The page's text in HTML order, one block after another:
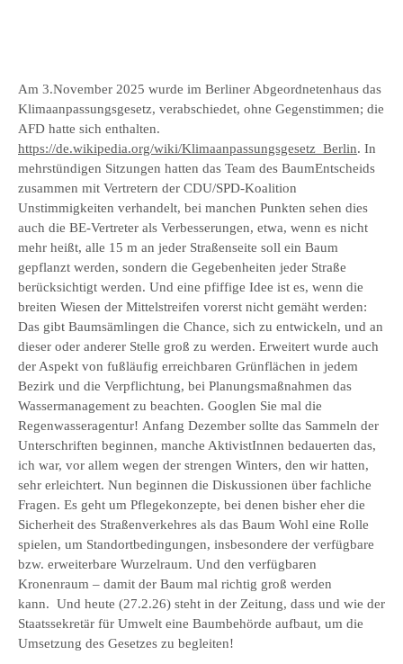
Am 3.November 2025 wurde im Berliner Abgeordnetenhaus das
Klimaanpassungsgesetz, verabschiedet, ohne Gegenstimmen; die
AFD hatte sich enthalten.
https://de.wikipedia.org/wiki/Klimaanpassungsgesetz_Berlin. In
mehrstündigen Sitzungen hatten das Team des BaumEntscheids
zusammen mit Vertretern der CDU/SPD-Koalition
Unstimmigkeiten verhandelt, bei manchen Punkten sehen dies
auch die BE-Vertreter als Verbesserungen, etwa, wenn es nicht
mehr heißt, alle 15 m an jeder Straßenseite soll ein Baum
gepflanzt werden, sondern die Gegebenheiten jeder Straße
berücksichtigt werden. Und eine pfiffige Idee ist es, wenn die
breiten Wiesen der Mittelstreifen vorerst nicht gemäht werden:
Das gibt Baumsämlingen die Chance, sich zu entwickeln, und an
dieser oder anderer Stelle groß zu werden. Erweitert wurde auch
der Aspekt von fußläufig erreichbaren Grünflächen in jedem
Bezirk und die Verpflichtung, bei Planungsmaßnahmen das
Wassermanagement zu beachten. Googlen Sie mal die
Regenwasseragentur! Anfang Dezember sollte das Sammeln der
Unterschriften beginnen, manche AktivistInnen bedauerten das,
ich war, vor allem wegen der strengen Winters, den wir hatten,
sehr erleichtert. Nun beginnen die Diskussionen über fachliche
Fragen. Es geht um Pflegekonzepte, bei denen bisher eher die
Sicherheit des Straßenverkehres als das Baum Wohl eine Rolle
spielen, um Standortbedingungen, insbesondere der verfügbare
bzw. erweiterbare Wurzelraum. Und den verfügbaren
Kronenraum – damit der Baum mal richtig groß werden
kann. Und heute (27.2.26) steht in der Zeitung, dass und wie der
Staatssekretär für Umwelt eine Baumbehörde aufbaut, um die
Umsetzung des Gesetzes zu begleiten!